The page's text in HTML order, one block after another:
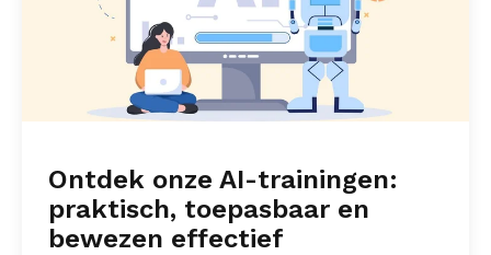
Ontdek onze AI-trainingen:
praktisch, toepasbaar en
bewezen effectief